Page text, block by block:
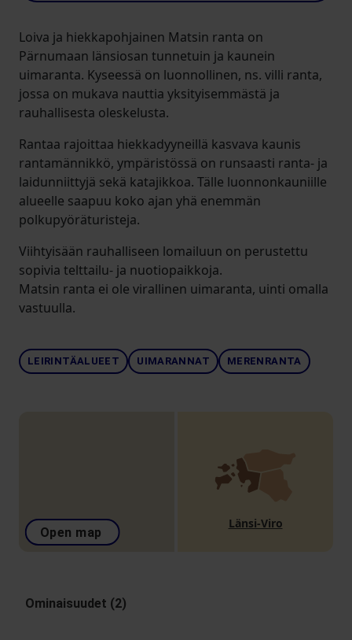
Loiva ja hiekkapohjainen Matsin ranta on
Pärnumaan länsiosan tunnetuin ja kaunein
uimaranta. Kyseessä on luonnollinen, ns. villi ranta,
jossa on mukava nauttia yksityisemmästä ja
rauhallisesta oleskelusta.
Rantaa rajoittaa hiekkadyyneillä kasvava kaunis
rantamännikkö, ympäristössä on runsaasti ranta- ja
laidunniittyjä sekä katajikkoa. Tälle luonnonkauniille
alueelle saapuu koko ajan yhä enemmän
polkupyöräturisteja.
Viihtyisään rauhalliseen lomailuun on perustettu
sopivia telttailu- ja nuotiopaikkoja.
Matsin ranta ei ole virallinen uimaranta, uinti omalla
vastuulla.
LEIRINTÄALUEET UIMARANNAT MERENRANTA
Open map
Länsi-Viro
Ominaisuudet (2)